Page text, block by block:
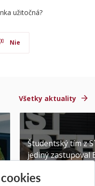
užitočná?
Nie
Všetky aktuality
Študentský tím z
jediný zastupoval
Publikované